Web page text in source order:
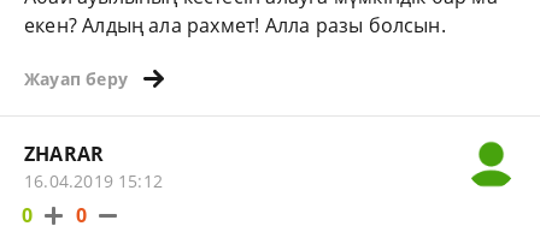
екен? Алдың ала рахмет! Алла разы болсын.
Жауап беру
ZHARAR
16.04.2019 15:12
0 0